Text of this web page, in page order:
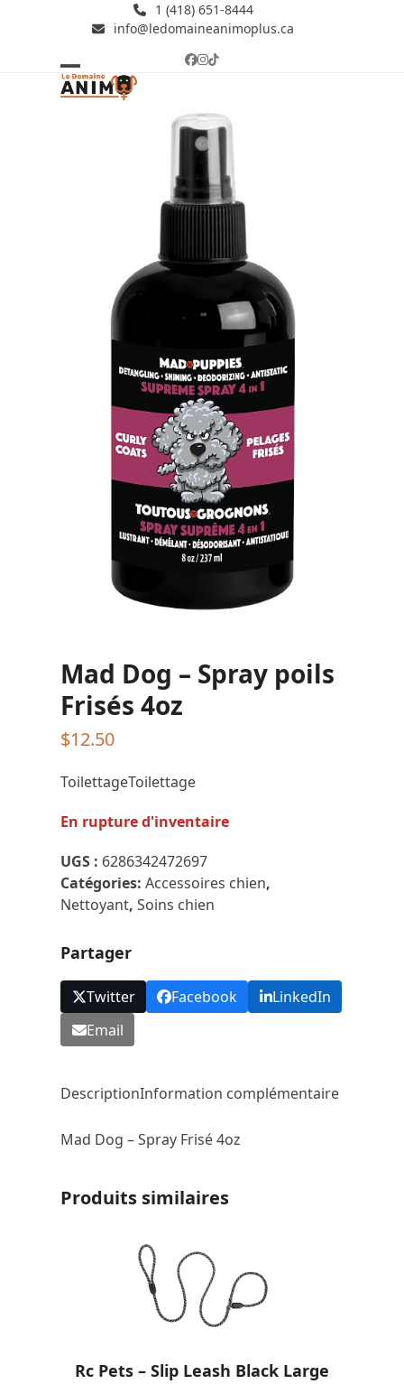
1 (418) 651-8444
info@ledomaineanimoplus.ca
Facebook
Instagram
Tiktok
Open
Close
Mad Dog – Spray poils
Frisés 4oz
$12.50
ToilettageToilettage
En rupture d'inventaire
UGS : 6286342472697
Catégories:Accessoires chien,
Nettoyant,Soins chien
Partager
Twitter Facebook
LinkedIn
Email
DescriptionInformation complémentaire
Mad Dog – Spray Frisé 4oz
Produits similaires
Rc Pets – Slip Leash Black Large